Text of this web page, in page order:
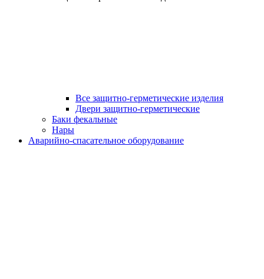
Все защитно-герметические изделия
Двери защитно-герметические
Баки фекальные
Нары
Аварийно-спасательное оборудование